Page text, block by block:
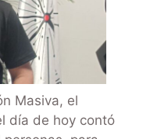
Masiva, el
día de hoy contó